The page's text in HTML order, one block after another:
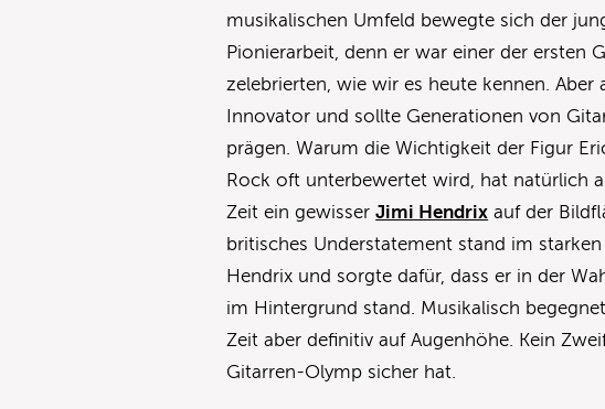
musikalischen Umfeld bewegte sich der
Pionierarbeit, denn er war einer der ersten
zelebrierten, wie wir es heute kennen.
Innovator und sollte Generationen von
prägen. Warum die Wichtigkeit der Figur
Rock oft unterbewertet wird, hat natürlich
Zeit ein gewisserJimi Hendrix auf der
britisches Understatement stand im
Hendrix und sorgte dafür, dass er in der
im Hintergrund stand. Musikalisch
Zeit aber definitiv auf Augenhöhe. Kein
Gitarren-Olymp sicher hat.